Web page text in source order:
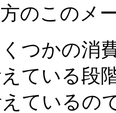
のこのメ
つかの消
ている段
ているの